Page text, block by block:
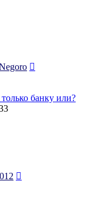
банку или?